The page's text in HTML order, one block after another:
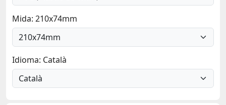
Mida: 210x74mm
Idioma: Català